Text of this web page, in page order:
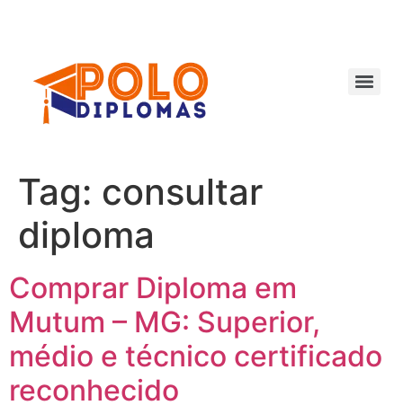
conteúdo
Tag: consultar
diploma
Comprar Diploma em
Mutum – MG: Superior,
médio e técnico certificado
reconhecido